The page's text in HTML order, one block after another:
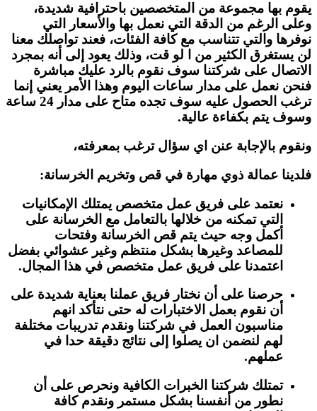
يقوم بها مجموعة من المتخصصين باحترافية شديدة،
وعلى الرغم من الدقة التي نعمل بها والأسعار التي
نوفرها والتي تتناسب مع كافة الفئات، فعند تواصلك معنا
لن يستغرق الكثير من ا لو قت، وذلك يعود إلى أنه بمجرد
الاتصال على شركتنا سوف نقوم بالرد عليك مباشرة
فنحن نعمل على مدار ساعات اليوم وهذا الأمر يعني إنما
ترغب الحصول عليه سوف تجده متاح على مدار 24 ساعة
وسوف يتم بكفاءة عالية.
ونقوم بالإجابة عنن اي سؤال ترغب بمعرفته،
فلدينا عمالة ذوي مهارة في قص وتخريم الخرسانة:
نعتمد على فريق عمل متخصص يمتلك الإمكانيات
التي تمكنه من خلالها بالتعامل مع الخرسانة على
أكمل وجه حيث يتم قص الخرسانة وفتحات
للمصاعد وغيرها بشكل منتظم وغير عشوائي بفضل
اعتمدنا على فريق عمل متخصص في هذا المجال.
حرصنا على أن نختار فريق عملنا بعناية شديدة على
أن نقوم بعمل الاختبارات له حتى نتأكد انهم
مناسبون العمل في شركتنا ونقدم تدريبات مختلفة
لهم لنضمن ان يصلوا إلى نتائج دقيقة حدا في
عملهم.
تمتلك شركتنا الخبرات الكافية ونحرص على أن
نطور من أنفسنا بشكل مستمر ونقدم كافة